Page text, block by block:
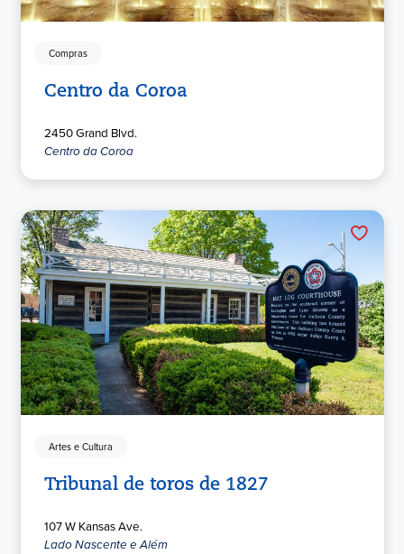
Compras
Centro da Coroa
2450 Grand Blvd.
Centro da Coroa
Artes e Cultura
Tribunal de toros de 1827
107 W Kansas Ave.
Lado Nascente e Além